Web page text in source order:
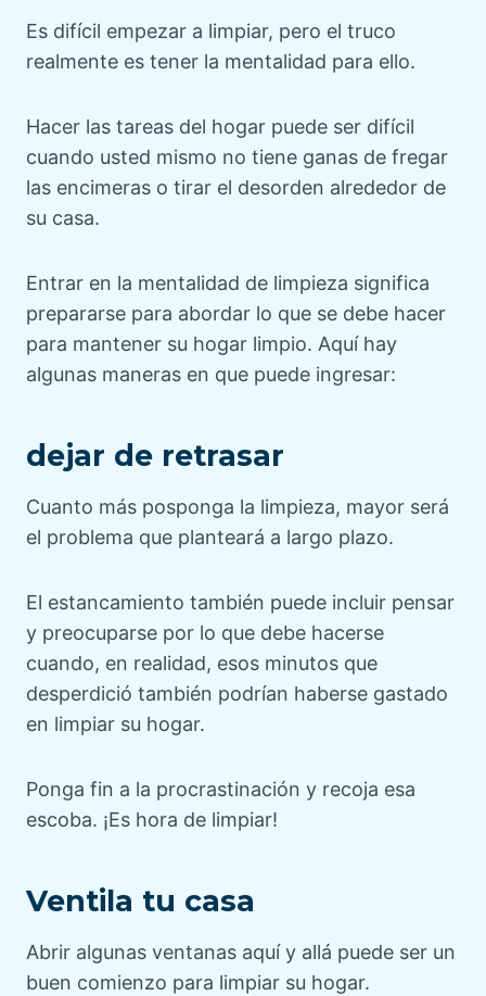
Es difícil empezar a limpiar, pero el truco
realmente es tener la mentalidad para ello.
Hacer las tareas del hogar puede ser difícil
cuando usted mismo no tiene ganas de fregar
las encimeras o tirar el desorden alrededor de
su casa.
Entrar en la mentalidad de limpieza significa
prepararse para abordar lo que se debe hacer
para mantener su hogar limpio. Aquí hay
algunas maneras en que puede ingresar:
dejar de retrasar
Cuanto más posponga la limpieza, mayor será
el problema que planteará a largo plazo.
El estancamiento también puede incluir pensar
y preocuparse por lo que debe hacerse
cuando, en realidad, esos minutos que
desperdició también podrían haberse gastado
en limpiar su hogar.
Ponga fin a la procrastinación y recoja esa
escoba. ¡Es hora de limpiar!
Ventila tu casa
Abrir algunas ventanas aquí y allá puede ser un
buen comienzo para limpiar su hogar.